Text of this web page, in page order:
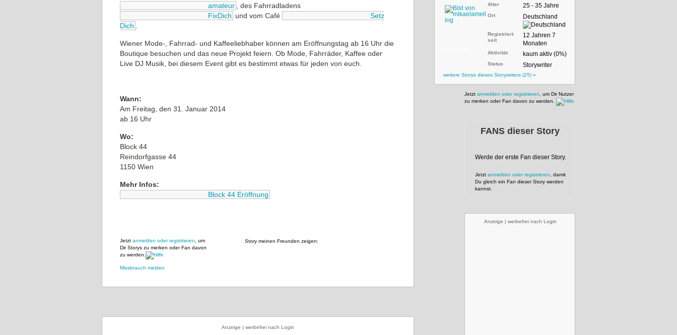
amateur
, des Fahrradladens
FixDich und vom Café
Setz
Dich
Wiener Mode-, Fahrrad- und Kaffeeliebhaber können am Eröffnungstag ab 16 Uhr die
Boutique besuchen und das neue Projekt feiern. Ob Mode, Fahrräder, Kaffee oder
Live DJ Musik, bei diesem Event gibt es bestimmt etwas für jeden von euch.
Wann:
Am Freitag, den 31. Januar 2014
ab 16 Uhr
Wo:
Block 44
Reindorfgasse 44
1150 Wien
Mehr Infos:
Block 44 Eröffnung
Story meinen Freunden zeigen:
Jetzt anmelden oder registrieren , um
Dir Storys zu merken oder Fan davon
zu werden.
Missbrauch melden
Anzeige | werbefrei nach Login
Alter 25 - 35 Jahre
Ort Deutschland
Registriert
seit
12 Jahren 7
Monaten
Aktivität kaum aktiv (0%)
Status Storywriter
weitere Storys dieses Storywriters (25) »
Jetzt anmelden oder registrieren , um Dir Nutzer
zu merken oder Fan davon zu werden.
FANS dieser Story
Werde der erste Fan dieser Story.
Jetzt anmelden oder registrieren , damit
Du gleich ein Fan dieser Story werden
kannst.
Anzeige | werbefrei nach Login